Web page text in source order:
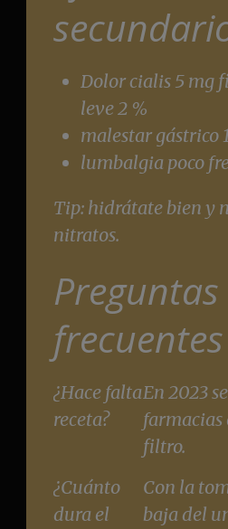
Dolor cialis 5 mg
leve 2 %
malestar gástrico
lumbalgia poco
Tip: hidrátate bien y
nitratos.
Preguntas
frecuentes
¿Hace falta
receta?
En 2023
farmacias
filtro.
¿Cuánto
dura el
Con la
baja del